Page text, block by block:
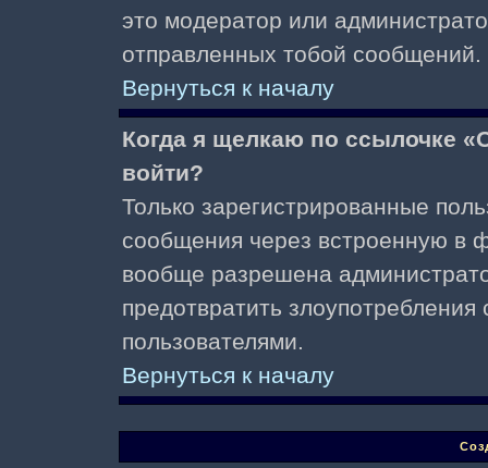
это модератор или
отправленных тобой сообщений.
Вернуться к началу
Когда я щелкаю по ссылочке
войти?
Только зарегистрированные
сообщения через встроенную в
вообще разрешена
предотвратить
пользователями.
Вернуться к началу